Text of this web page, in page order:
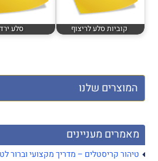
מאמרים מעניינים
טיהור קריסטלים – מדריך מקצועי וברור
קוביות סלע לריצוף סלע